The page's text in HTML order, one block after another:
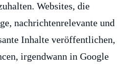
Websites, die
nachrichtenrelevante und
Inhalte veröffentlichen,
irgendwann in Google